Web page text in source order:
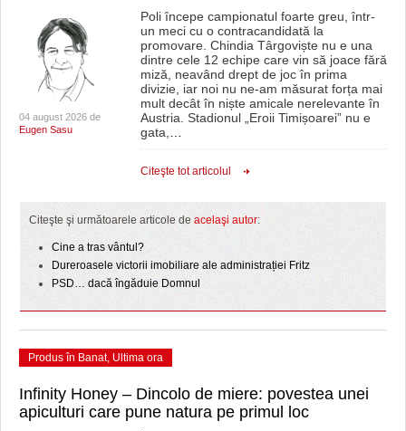
04 august 2026 de
Eugen Sasu
Poli începe campionatul foarte greu, într-
un meci cu o contracandidată la
promovare. Chindia Târgoviște nu e una
dintre cele 12 echipe care vin să joace fără
miză, neavând drept de joc în prima
divizie, iar noi nu ne-am măsurat forța mai
mult decât în niște amicale nerelevante în
Austria. Stadionul „Eroii Timișoarei” nu e
gata,…
Citeşte tot articolul
Citeşte şi următoarele articole de acelaşi autor:
Cine a tras vântul?
Dureroasele victorii imobiliare ale administrației Fritz
PSD… dacă îngăduie Domnul
Produs în Banat, Ultima ora
Infinity Honey – Dincolo de miere: povestea unei
apiculturi care pune natura pe primul loc